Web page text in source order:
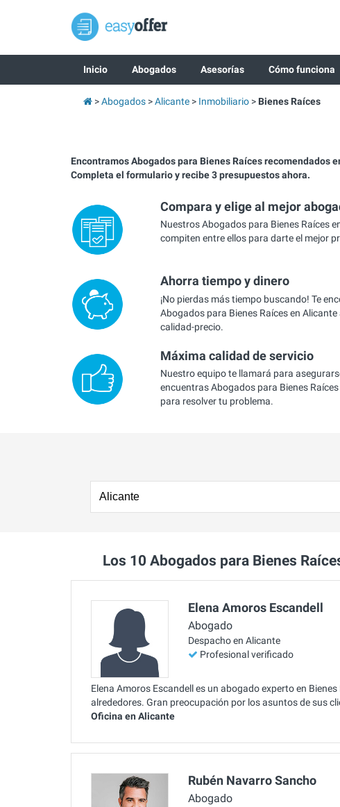
Inicio Abogados Asesorías Cómo funciona
Abogados Alicante Inmobiliario Bienes Raíces
Encontramos Abogados para Bienes Raíces recomendados
Completa el formulario y recibe 3 presupuestos ahora.
Compara y elige al mejor
Nuestros Abogados para Bienes Raíces
compiten entre ellos para darte el mejor
Ahorra tiempo y dinero
¡No pierdas más tiempo buscando! Te
Abogados para Bienes Raíces en Alicante
calidad-precio.
Máxima calidad de servicio
Nuestro equipo te llamará para
encuentras Abogados para Bienes
para resolver tu problema.
Los 10 Abogados para Bienes
Elena Amoros Escandell
Abogado
Despacho en Alicante
Profesional verificado
Elena Amoros Escandell es un abogado experto en
alrededores. Gran preocupación por los asuntos de sus
Oficina en Alicante
Rubén Navarro Sancho
Abogado